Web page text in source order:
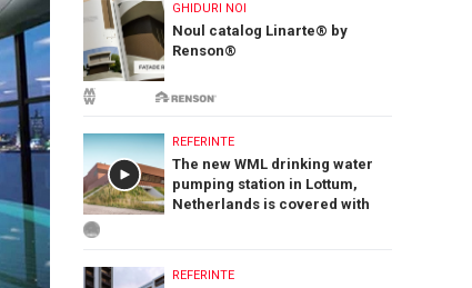
GHIDURI NOI
Noul catalog Linarte® by
Renson®
REFERINTE
The new WML drinking water
pumping station in Lottum,
Netherlands is covered with
REFERINTE